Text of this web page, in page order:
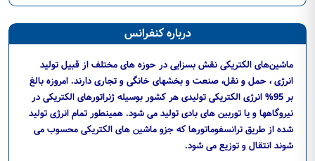
درباره کنفرانس
ماشین‌های الکتریکی نقش بسزایی در حوزه های مختلف از قبیل تولید
انرژی ، حمل و نقل، صنعت و بخشهای خانگی و تجاری دارند. امروزه بالغ
بر 95% انرژی الکتریکی تولیدی هر کشور بوسیله ژنراتورهای الکتریکی در
نیروگاهها و یا توربین های بادی تولید می شود. همینطور تمام انرژی تولید
شده از طریق ترانسفوماتورها که جزو ماشین های الکتریکی محسوب می
شوند انتقال و توزیع می شود.